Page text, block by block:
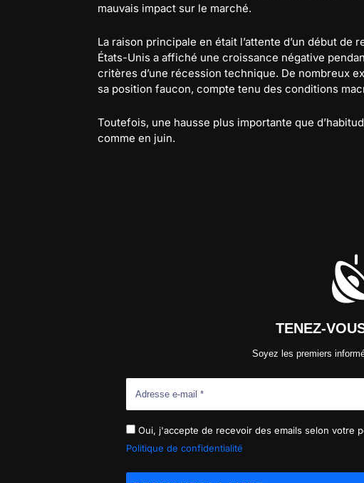
mauvais impact sur le marché.
La raison principale en était l’attente d’un début
États-Unis a affiché une croissance négative
critères d’une récession technique. De nombreux
sa position faucon, compte tenu des conditions
Toutefois, une hausse plus importante que
comme en juin.
TENEZ-
Soyez les premiers
Oui, j'accepte de recevoir des emails selon votre
Politique de confidentialité